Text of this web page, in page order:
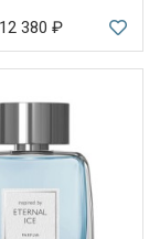
12 380 ₽